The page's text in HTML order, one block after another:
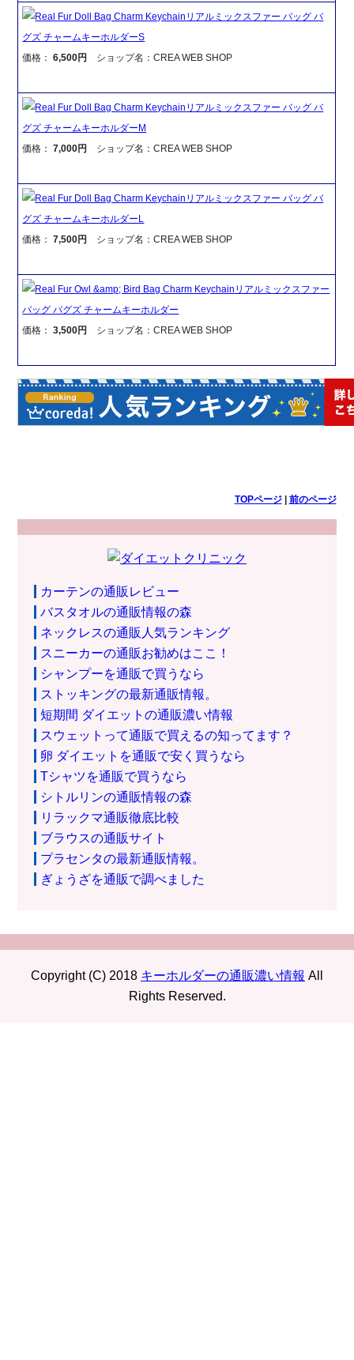
Real Fur Doll Bag Charm Keychainリアルミックスファー バッグ バ
グズ チャームキーホルダーS
価格：6,500円 ショップ名：CREA WEB SHOP
Real Fur Doll Bag Charm Keychainリアルミックスファー バッグ バ
グズ チャームキーホルダーM
価格：7,000円 ショップ名：CREA WEB SHOP
Real Fur Doll Bag Charm Keychainリアルミックスファー バッグ バ
グズ チャームキーホルダーL
価格：7,500円 ショップ名：CREA WEB SHOP
Real Fur Owl &amp; Bird Bag Charm Keychainリアルミックスファー
バッグ バグズ チャームキーホルダー
価格：3,500円 ショップ名：CREA WEB SHOP
TOPページ| 前のページ
カーテンの通販レビュー
バスタオルの通販情報の森
ネックレスの通販人気ランキング
スニーカーの通販お勧めはここ！
シャンプーを通販で買うなら
ストッキングの最新通販情報。
短期間 ダイエットの通販濃い情報
スウェットって通販で買えるの知ってます？
卵 ダイエットを通販で安く買うなら
Tシャツを通販で買うなら
シトルリンの通販情報の森
リラックマ通販徹底比較
ブラウスの通販サイト
プラセンタの最新通販情報。
ぎょうざを通販で調べました
Copyright (C) 2018 キーホルダーの通販濃い情報 All
Rights Reserved.